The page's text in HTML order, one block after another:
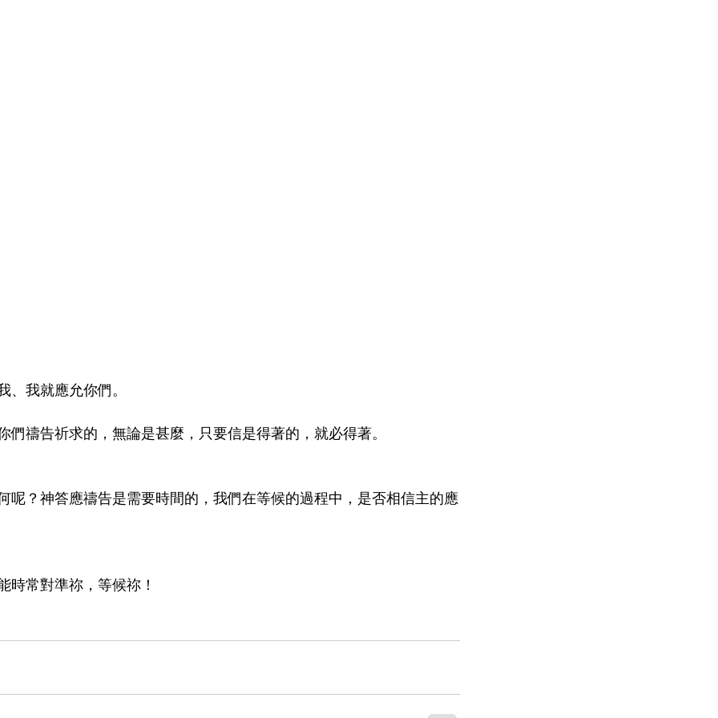
、我就應允你們。
們禱告祈求的，無論是甚麼，只要信是得著的，就必得著。
呢？神答應禱告是需要時間的，我們在等候的過程中，是否相信主的應
時常對準祢，等候祢！